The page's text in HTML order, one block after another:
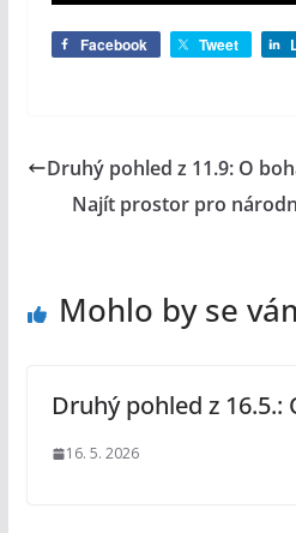
Facebook Tweet
Druhý pohled z 11.9: O
Najít prostor pro
Mohlo by se
Druhý pohled z
16. 5. 2026